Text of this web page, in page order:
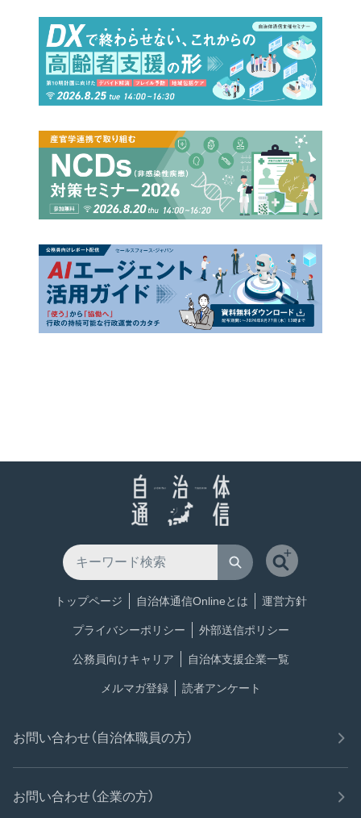
トップページ 自治体通信Onlineとは 運営方針
プライバシーポリシー 外部送信ポリシー
公務員向けキャリア 自治体支援企業一覧
メルマガ登録 読者アンケート
お問い合わせ（自治体職員の方）
お問い合わせ（企業の方）